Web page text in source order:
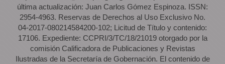
última actualización: Juan Carlos Gómez Espinoza. ISSN:
2954-4963. Reservas de Derechos al Uso Exclusivo No.
04-2017-080214584200-102; Licitud de Título y contenido:
17106. Expediente: CCPRI/3/TC/18/21019 otorgado por la
comisión Calificadora de Publicaciones y Revistas
Ilustradas de la Secretaría de Gobernación. El contenido de